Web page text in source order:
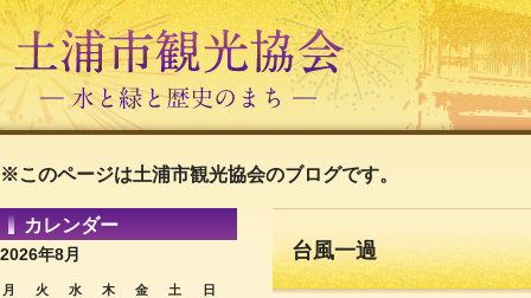
※このページは土浦市観光協会のブログです。
カレンダー
2026年8月
月 火 水 木 金 土 日
台風一過